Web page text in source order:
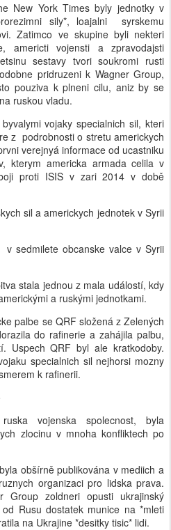
New York Times byly jednotky v
sily*, loajalni syrskemu
Zatimco ve skupine byli nekteri
americti vojensti a zpravodajsti
sestavy tvori soukromi rusti
pridruzeni k Wagner Group,
pouziva k plneni cilu, aniz by se
ruskou vladu.
vojaky specialnich sil, kteri
z podrobnosti o stretu americkych
verejnyá informace od ucastniku
kterym americka armada celila v
proti ISIS v zari 2014 v době
sil a americkych jednotek v Syrii
sedmilete obcanske valce v Syrii
stala jednou z mala událostí, kdy
a ruskými jednotkami.
palbe se QRF složená z Zelených
do rafinerie a zahájila palbu,
Uspech QRF byl ale kratkodoby.
specialnich sil nejhorsi mozny
k rafinerii.
vojenska spolecnost, byla
zlocinu v mnoha konfliktech po
obšírně publikována v mediich a
organizaci pro lidska prava.
Group zoldneri opusti ukrajinský
Rusu dostatek munice na *mleti
na Ukrajine *desitky tisic* lidi.